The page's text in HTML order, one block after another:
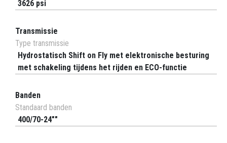
3626 psi
Transmissie
Type transmissie
Hydrostatisch Shift on Fly met elektronische besturing
met schakeling tijdens het rijden en ECO-functie
Banden
Standaard banden
400/70-24""